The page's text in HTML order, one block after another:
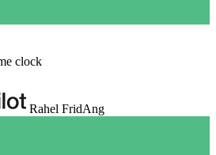
clock
Rahel FridAng